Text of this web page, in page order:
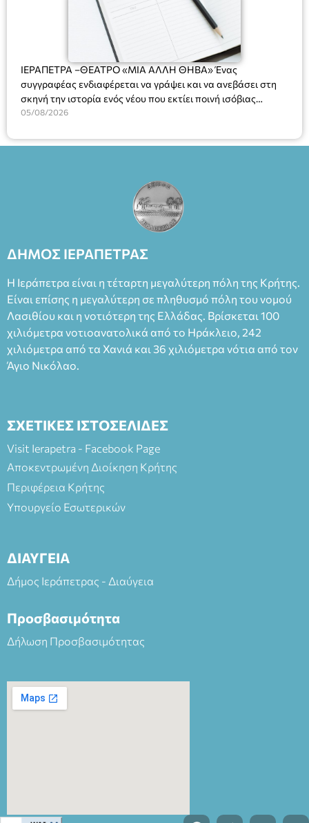
ΙΕΡΑΠΕΤΡΑ –ΘΕΑΤΡΟ «ΜΙΑ ΑΛΛΗ ΘΗΒΑ» Ένας
συγγραφέας ενδιαφέρεται να γράψει και να ανεβάσει στη
σκηνή την ιστορία ενός νέου που εκτίει ποινή ισόβιας
κάθειρξης για πατροκτονία. Ένα πολυβραβευμένο έργο για
ασθένεια, τον ερωτισμό. Ένα έργο αινιγματικό, συγκινητικό,
έργο, ενώ η παράσταση έχει καθιερωθεί ως σημαντικό
θεατρικό γεγονός χάρη στις εξαιρετικές ερμηνείες του
Θάνου Λέκκα στον ρόλο του Συγγραφέα και του Δημήτρη
Καπουράνη, νικητή του βραβείου Δημήτρης Χορν 2022-
Φεδερίκο. Σκηνοθεσία: Βαγγέλης Θεοδωρόπουλος Είσοδος: :
άνω των 65 Προπώληση: Βιβλιοπωλείο Πάπυρος (Πλατεία
Πλαστήρα), E&G Mini market (Δημοκρατίας 39 Ιεράπετρα)
και στο more.com Χώρος: 3ο Γυμνάσιο Ιεράπετρας
(Είσοδος ΕΠΑ.Λ.) Έναρξη 21:15 Οργάνωση: ΚΝΩΣΟΣ
ΘΕΑΤΡΙΚΕΣ ΠΑΡΑΓΩΓΕΣ ΕΕ
05/08/2026
ΔΗΜΟΣ ΙΕΡΑΠΕΤΡΑΣ
Η Ιεράπετρα είναι η τέταρτη μεγαλύτερη πόλη της Κρήτης.
Είναι επίσης η μεγαλύτερη σε πληθυσμό πόλη του νομού
Λασιθίου και η νοτιότερη της Ελλάδας. Βρίσκεται 100
χιλιόμετρα νοτιοανατολικά από το Ηράκλειο, 242
χιλιόμετρα από τα Χανιά και 36 χιλιόμετρα νότια από τον
Άγιο Νικόλαο.
ΣΧΕΤΙΚΕΣ ΙΣΤΟΣΕΛΙΔΕΣ
Visit Ierapetra - Facebook Page
Αποκεντρωμένη Διοίκηση Κρήτης
Περιφέρεια Κρήτης
Υπουργείο Εσωτερικών
ΔΙΑΥΓΕΙΑ
Δήμος Ιεράπετρας - Διαύγεια
Προσβασιμότητα
Δήλωση Προσβασιμότητας